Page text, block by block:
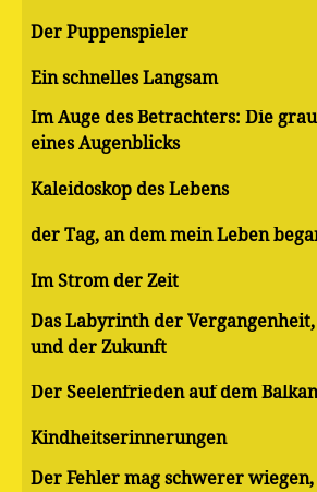
Der Puppenspieler
Ein schnelles Langsam
Im Auge des Betrachters: Die
eines Augenblicks
Kaleidoskop des Lebens
der Tag, an dem mein Leben
Im Strom der Zeit
Das Labyrinth der
und der Zukunft
Der Seelenfrieden auf dem Balkan
Kindheitserinnerungen
Der Fehler mag schwerer